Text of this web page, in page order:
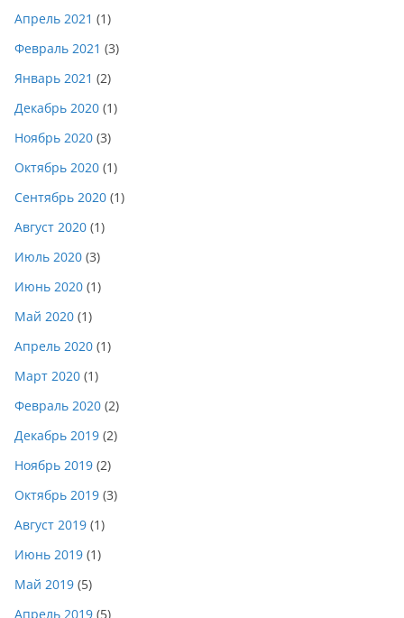
Апрель 2021 (1)
Февраль 2021 (3)
Январь 2021 (2)
Декабрь 2020 (1)
Ноябрь 2020 (3)
Октябрь 2020 (1)
Сентябрь 2020 (1)
Август 2020 (1)
Июль 2020 (3)
Июнь 2020 (1)
Май 2020 (1)
Апрель 2020 (1)
Март 2020 (1)
Февраль 2020 (2)
Декабрь 2019 (2)
Ноябрь 2019 (2)
Октябрь 2019 (3)
Август 2019 (1)
Июнь 2019 (1)
Май 2019 (5)
Апрель 2019 (5)